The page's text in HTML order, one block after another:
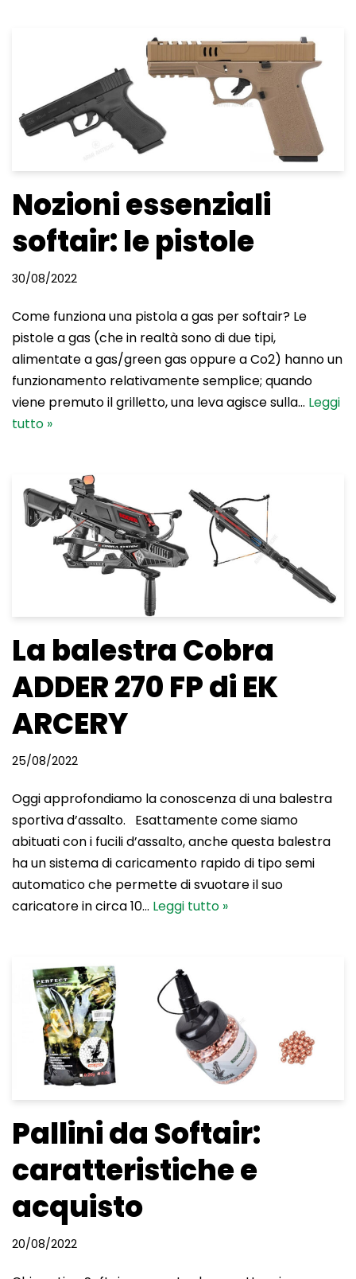
Nozioni essenziali
softair: le pistole
30/08/2022
Come funziona una pistola a gas per softair? Le
pistole a gas (che in realtà sono di due tipi,
alimentate a gas/green gas oppure a Co2) hanno un
funzionamento relativamente semplice; quando
viene premuto il grilletto, una leva agisce sulla… Leggi
tutto »
La balestra Cobra
ADDER 270 FP di EK
ARCERY
25/08/2022
Oggi approfondiamo la conoscenza di una balestra
sportiva d’assalto. Esattamente come siamo
abituati con i fucili d’assalto, anche questa balestra
ha un sistema di caricamento rapido di tipo semi
automatico che permette di svuotare il suo
caricatore in circa 10… Leggi tutto »
Pallini da Softair:
caratteristiche e
acquisto
20/08/2022